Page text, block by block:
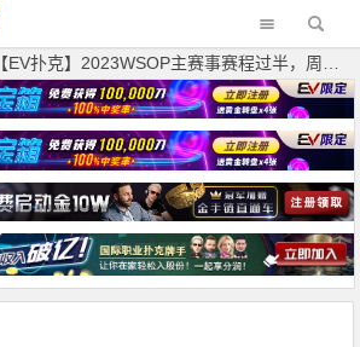
【EV扑克】2023WSOP主赛事赛程过半，周全带领多名国人牌手继续追梦